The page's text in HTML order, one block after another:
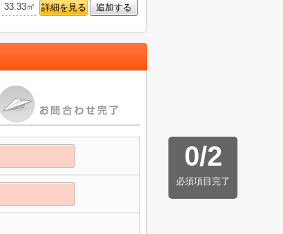
33.33㎡ 詳細を見る 追加する
0/2
必須項目完了